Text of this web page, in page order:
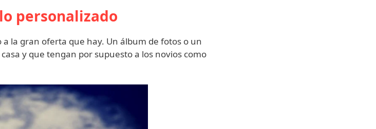
personalizado
la gran oferta que hay. Un álbum de fotos o un
y que tengan por supuesto a los novios como